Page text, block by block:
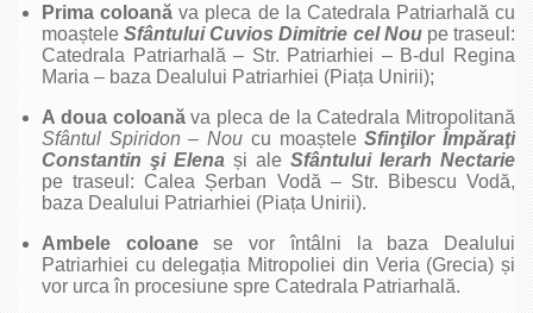
Prima coloană va pleca de la Catedrala Patriarhală cu
moașteleSfântului Cuvios Dimitrie cel Noupe traseul:
Catedrala Patriarhală – Str. Patriarhiei – B-dul Regina
Maria – baza Dealului Patriarhiei (Piața Unirii);
A doua coloanăva pleca de la Catedrala Mitropolitană
Sfântul Spiridon – Nou cu moașteleSfinţilor Împăraţi
Constantin şi Elena și ale Sfântului Ierarh Nectarie
pe traseul: Calea Șerban Vodă – Str. Bibescu Vodă,
baza Dealului Patriarhiei (Piața Unirii).
Ambele coloanese vor întâlni la baza Dealului
Patriarhiei cu delegația Mitropoliei din Veria (Grecia) și
vor urca în procesiune spre Catedrala Patriarhală.